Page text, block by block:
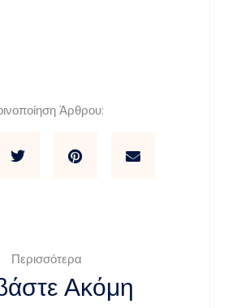
Άρθρου:
Περισσότερα
Ακόμη